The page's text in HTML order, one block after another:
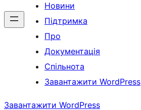
Новини
Підтримка
Про
Документація
Спільнота
Завантажити WordPress
Завантажити WordPress